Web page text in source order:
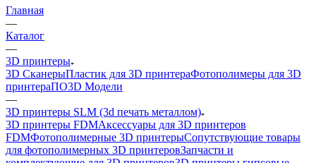
Главная
—
Каталог
—
3D принтеры
3D СканерыПластик для 3D принтераФотополимеры для 3D
принтераПО3D Модели
—
3D принтеры SLM (3d печать металлом)
3D принтеры FDMАксессуары для 3D принтеров
FDMФотополимерные 3D принтерыСопутствующие товары
для фотополимерных 3D принтеровЗапчасти и